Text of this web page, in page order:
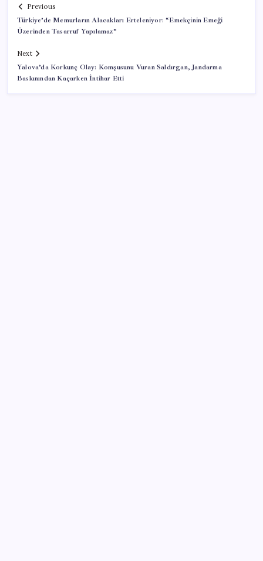
Previous
Türkiye’de Memurların Alacakları Erteleniyor: “Emekçinin Emeği
Üzerinden Tasarruf Yapılamaz”
Next
Yalova’da Korkunç Olay: Komşusunu Vuran Saldırgan, Jandarma
Baskınından Kaçarken İntihar Etti